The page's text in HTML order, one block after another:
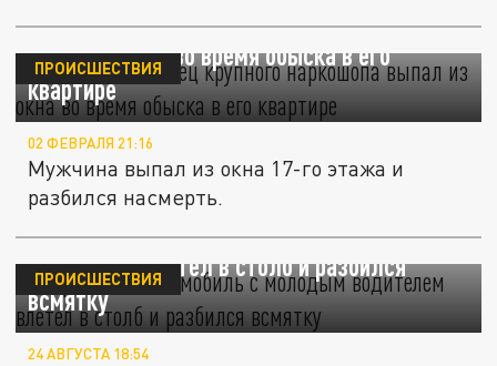
В Москве владелец крупного наркошопа
выпал из окна во время обыска в его
квартире
ПРОИСШЕСТВИЯ
02 ФЕВРАЛЯ 21:16
Мужчина выпал из окна 17-го этажа и
разбился насмерть.
В Прикамье автомобиль с молодым
водителем влетел в столб и разбился
всмятку
ПРОИСШЕСТВИЯ
24 АВГУСТА 18:54